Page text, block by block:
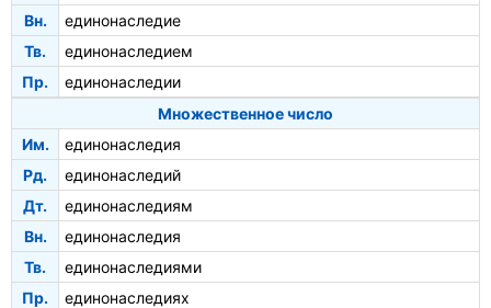
Вн.
единонаследие
Тв.
единонаследием
Пр.
единонаследии
Множественное число
Им.
единонаследия
Рд.
единонаследий
Дт.
единонаследиям
Вн.
единонаследия
Тв.
единонаследиями
Пр.
единонаследиях